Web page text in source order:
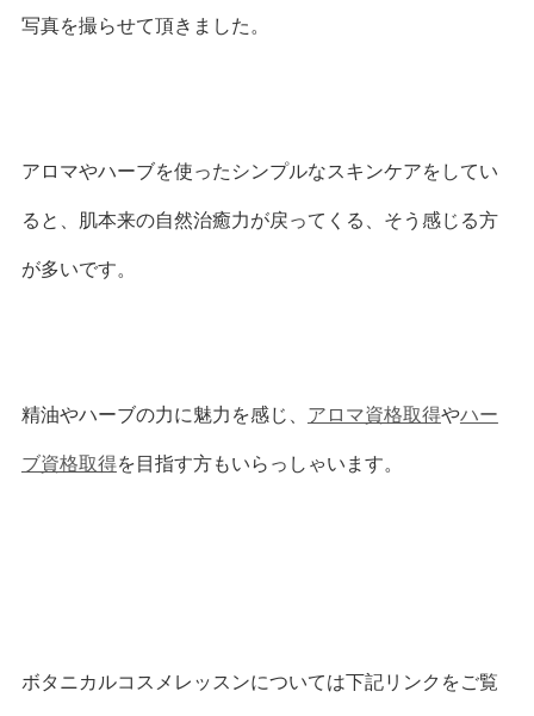
写真を撮らせて頂きました。
アロマやハーブを使ったシンプルなスキンケアをしてい
ると、肌本来の自然治癒力が戻ってくる、そう感じる方
が多いです。
精油やハーブの力に魅力を感じ、 アロマ資格取得やハー
ブ資格取得を目指す方もいらっしゃいます。
ボタニカルコスメレッスンについては下記リンクをご覧